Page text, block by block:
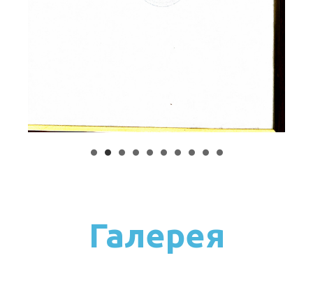
Галерея